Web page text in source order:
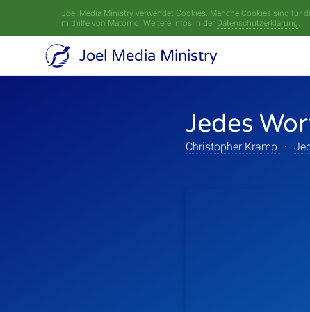
Joel Media Ministry verwendet Cookies. Manche Cookies sind für
mithilfe von Matomo. Weitere Infos in der Datenschutzerklärung.
Joel Media Ministry
Jedes
Christopher Kramp ·